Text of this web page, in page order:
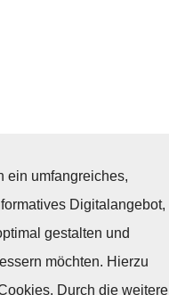
ein umfangreiches,
Digitalangebot,
gestalten und
möchten. Hierzu
Durch die weitere